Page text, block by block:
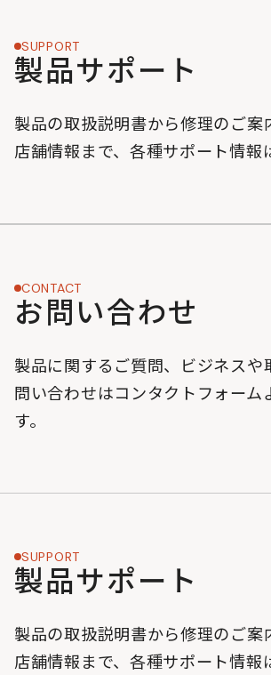
SUPPORT
製品サポート
製品の取扱説明書から修理のご案
店舗情報まで、各種サポート情報
CONTACT
お問い合わせ
製品に関するご質問、ビジネスや
問い合わせはコンタクトフォーム
す。
SUPPORT
製品サポート
製品の取扱説明書から修理のご案
店舗情報まで、各種サポート情報